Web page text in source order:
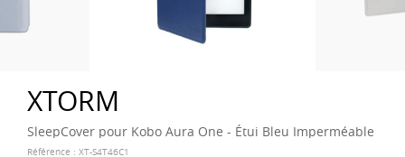
XTORM
SleepCover pour Kobo Aura One - Étui Bleu Imperméable
Référence : XT-S4T46C1